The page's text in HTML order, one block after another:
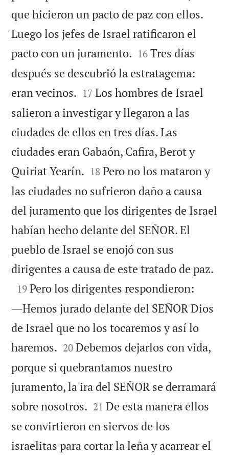
que hicieron un pacto de paz con ellos.
Luego los jefes de Israel ratificaron el
pacto con un juramento. 

16 Tres días
después se descubrió la estratagema:
eran vecinos. 

17 Los hombres de Israel
salieron a investigar y llegaron a las
ciudades de ellos en tres días. Las
ciudades eran Gabaón, Cafira, Berot y
Quiriat Yearín. 

18 Pero no los mataron y
las ciudades no sufrieron daño a causa
del juramento que los dirigentes de Israel
habían hecho delante del SEÑOR. El
pueblo de Israel se enojó con sus
dirigentes a causa de este tratado de paz.

19 Pero los dirigentes respondieron:
―Hemos jurado delante del SEÑOR Dios
de Israel que no los tocaremos y así lo
haremos. 

20 Debemos dejarlos con vida,
porque si quebrantamos nuestro
juramento, la ira del SEÑOR se derramará
sobre nosotros. 

21 De esta manera ellos
se convirtieron en siervos de los
israelitas para cortar la leña y acarrear el